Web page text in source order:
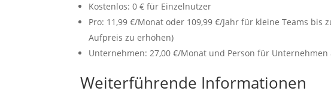
Kostenlos: 0 € für Einzelnutzer
Pro: 11,99 €/Monat oder 109,99 €/Jahr für kleine Teams
Aufpreis zu erhöhen)
Unternehmen: 27,00 €/Monat und Person für Unternehmen
Weiterführende Informationen